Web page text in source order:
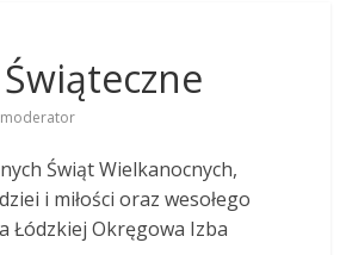
moderator
Świąt Wielkanocnych,
i miłości oraz wesołego
Łódzkiej Okręgowa Izba